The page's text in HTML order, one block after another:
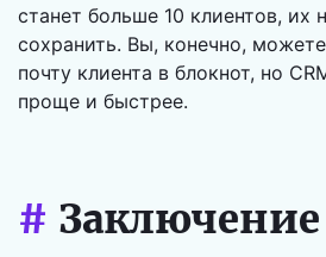
станет больше 10 клиентов, их
сохранить. Вы, конечно,
почту клиента в блокнот, но
проще и быстрее.
# Заключение